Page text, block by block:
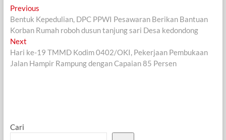
Navigasi
pos
PreviousPrevious
post:
Bentuk Kepedulian, DPC PPWI Pesawaran Berikan Bantuan
Korban Rumah roboh dusun tanjung sari Desa kedondong
NextNext
post:
Hari ke-19 TMMD Kodim 0402/OKI, Pekerjaan Pembukaan
Jalan Hampir Rampung dengan Capaian 85 Persen
Cari